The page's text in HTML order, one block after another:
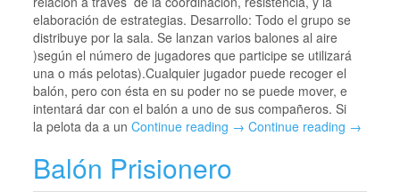
elaboración de estrategias. Desarrollo: Todo el grupo se
distribuye por la sala. Se lanzan varios balones al aire
)según el número de jugadores que participe se utilizará
una o más pelotas).Cualquier jugador puede recoger el
balón, pero con ésta en su poder no se puede mover, e
intentará dar con el balón a uno de sus compañeros. Si
la pelota da a unContinue reading → Continue reading →
Balón Prisionero